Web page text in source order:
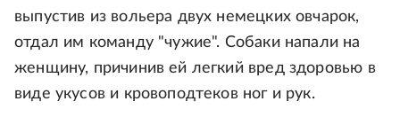
выпустив из вольера двух немецких овчарок,
отдал им команду "чужие". Собаки напали на
женщину, причинив ей легкий вред здоровью в
виде укусов и кровоподтеков ног и рук.